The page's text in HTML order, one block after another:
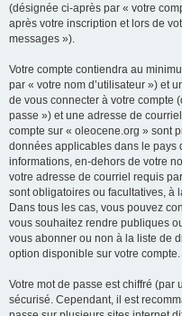
(désignée ci-après par « votre
après votre inscription et lors de
messages »).
Votre compte contiendra au
par « votre nom d’utilisateur ») et
de vous connecter à votre compte
passe ») et une adresse de
compte sur « oleocene.org » sont
données applicables dans le pays
informations, en-dehors de votre
votre adresse de courriel requis
sont obligatoires ou facultatives, à
Dans tous les cas, vous pouvez
vous souhaitez rendre publiques
vous abonner ou non à la liste de
option disponible sur votre compte.
Votre mot de passe est chiffré (par
sécurisé. Cependant, il est